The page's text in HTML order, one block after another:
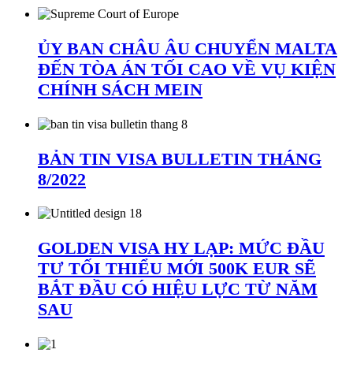
ỦY BAN CHÂU ÂU CHUYỂN MALTA
ĐẾN TÒA ÁN TỐI CAO VỀ VỤ KIỆN
CHÍNH SÁCH MEIN
BẢN TIN VISA BULLETIN THÁNG
8/2022
GOLDEN VISA HY LẠP: MỨC ĐẦU
TƯ TỐI THIỂU MỚI 500K EUR SẼ
BẮT ĐẦU CÓ HIỆU LỰC TỪ NĂM
SAU